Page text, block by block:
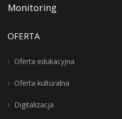
Monitoring
OFERTA
Oferta edukacyjna
Oferta kulturalna
Digitalizacja